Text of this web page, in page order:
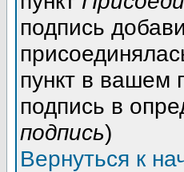
подпись
пункт в вашем
подпись в
подпись)
Вернуться к